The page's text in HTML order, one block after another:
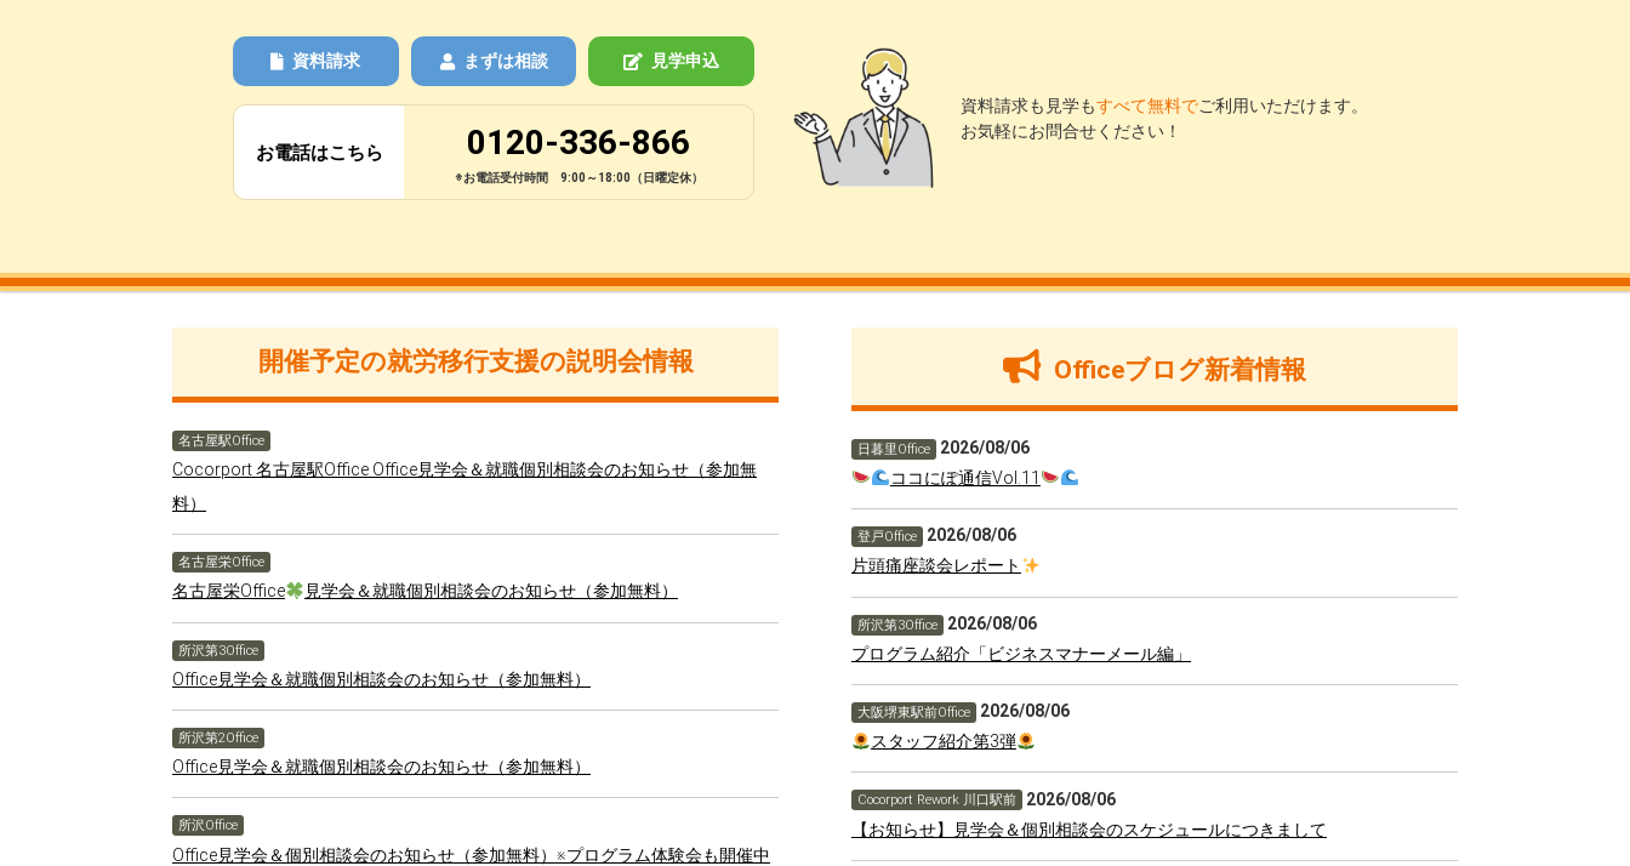
資料請求 まずは相談 見学申込
お電話はこちら 0120-336-866
※お電話受付時間 9:00～18:00（日曜定休）
資料請求も見学もすべて無料でご利用いただけます。
お気軽にお問合せください！
開催予定の就労移行支援の説明会情報
名古屋駅Office
Cocorport 名古屋駅Office Office見学会＆就職個別相談会のお知らせ（参加無
料）
名古屋栄Office
名古屋栄Office 見学会＆就職個別相談会のお知らせ（参加無料）
所沢第3Office
Office見学会＆就職個別相談会のお知らせ（参加無料）
所沢第2Office
Office見学会＆就職個別相談会のお知らせ（参加無料）
所沢Office
Office見学会＆個別相談会のお知らせ（参加無料）※プログラム体験会も開催中
Officeブログ新着情報
日暮里Office
2026/08/06
ココにぽ通信Vol.11
登戸Office
2026/08/06
片頭痛座談会レポート
所沢第3Office
2026/08/06
プログラム紹介「ビジネスマナーメール編」
大阪堺東駅前Office
2026/08/06
スタッフ紹介第3弾
Cocorport Rework 川口駅前
2026/08/06
【お知らせ】見学会＆個別相談会のスケジュールにつきまして